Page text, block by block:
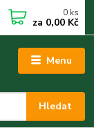
Menu
Hledat
0 ks
za 0,00 Kč